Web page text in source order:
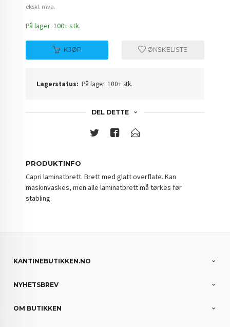
ekskl. mva.
På lager: 100+ stk.
KJØP ØNSKELISTE
Lagerstatus: På lager: 100+ stk.
DEL DETTE
PRODUKTINFO
Capri laminatbrett. Brett med glatt overflate. Kan
maskinvaskes, men alle laminatbrett må tørkes før
stabling.
KANTINEBUTIKKEN.NO
NYHETSBREV
OM BUTIKKEN